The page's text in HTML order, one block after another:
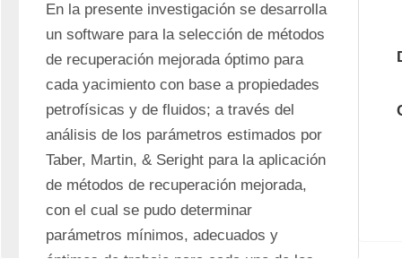
En la presente investigación se desarrolla
un software para la selección de métodos
de recuperación mejorada óptimo para
cada yacimiento con base a propiedades
petrofísicas y de fluidos; a través del
análisis de los parámetros estimados por
Taber, Martin, & Seright para la aplicación
de métodos de recuperación mejorada,
con el cual se pudo determinar
parámetros mínimos, adecuados y